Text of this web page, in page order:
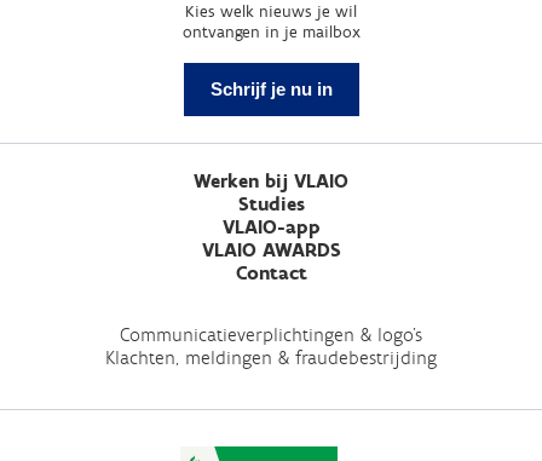
Kies welk nieuws je wil
ontvangen in je mailbox
Schrijf je nu in
Werken bij VLAIO
Studies
VLAIO-app
VLAIO AWARDS
Contact
Communicatieverplichtingen & logo's
Klachten, meldingen & fraudebestrijding